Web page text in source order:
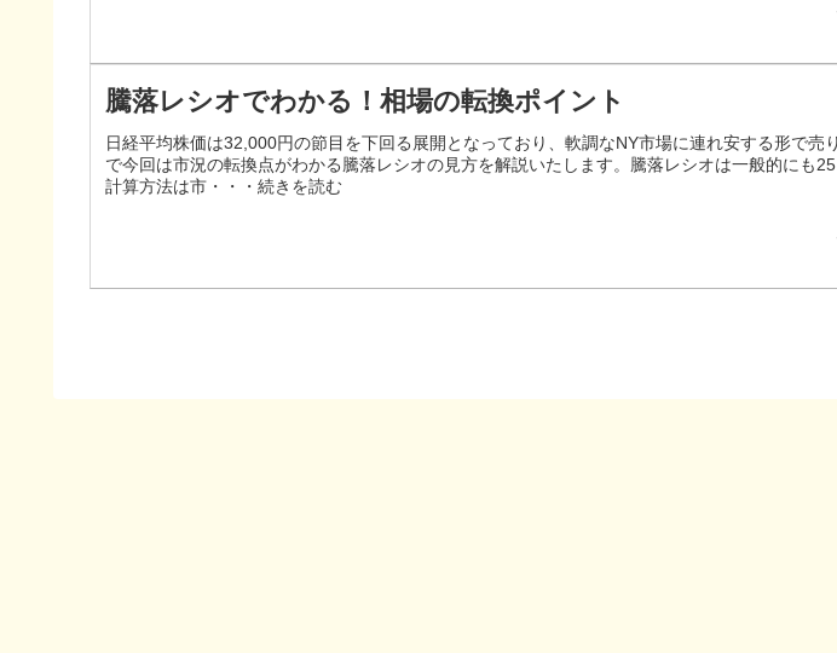
騰落レシオでわかる！相場の転換ポイント
日経平均株価は32,000円の節目を下回る展開となっており、軟調なNY市場に連れ安する形で売
で今回は市況の転換点がわかる騰落レシオの見方を解説いたします。騰落レシオは一般的にも25
計算方法は市・・・続きを読む